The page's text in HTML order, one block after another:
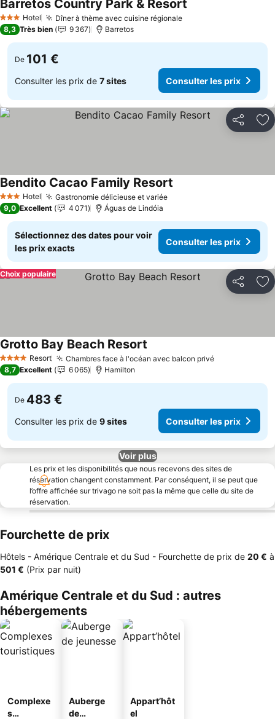
3 ÉtoilesHotel Dîner à thème avec cuisine régionale
Barretos Country Park & Resort
8,3 Très bien 9 367 Barretos
De 101 €
Consulter les prix de 7 sites Consulter les prix
Partager
3 ÉtoilesHotel Gastronomie délicieuse et variée
Bendito Cacao Family Resort
9,0 Excellent 4 071 Águas de Lindóia
Sélectionnez des dates pour voir
les prix exacts
Consulter les prix
Partager
Choix populaire
4 Étoiles Resort Chambres face à l'océan avec balcon privé
Grotto Bay Beach Resort
8,7 Excellent 6 065 Hamilton
De 483 €
Consulter les prix de 9 sites Consulter les prix
Voir plus
Les prix et les disponibilités que nous recevons des sites de
réservation changent constamment. Par conséquent, il se peut que
l’offre affichée sur trivago ne soit pas la même que celle du site de
réservation.
Fourchette de prix
Hôtels - Amérique Centrale et du Sud - Fourchette de prix de ‎20 € à
‎501 € (Prix par nuit)
Amérique Centrale et du Sud : autres
hébergements
Complexe
s
Auberge
de
Appart’hôt
el